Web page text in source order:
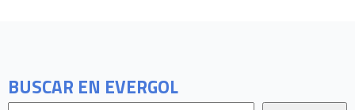
BUSCAR EN EVERGOL